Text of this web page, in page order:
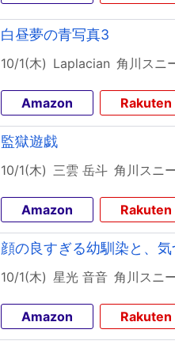
白昼夢の青写真3
10/1(木) Laplacian 角川スニ
Amazon Rakuten
監獄遊戯
10/1(木) 三雲 岳斗 角川スニ
Amazon Rakuten
顔の良すぎる幼馴染と、
10/1(木) 星光 音音 角川スニ
Amazon Rakuten